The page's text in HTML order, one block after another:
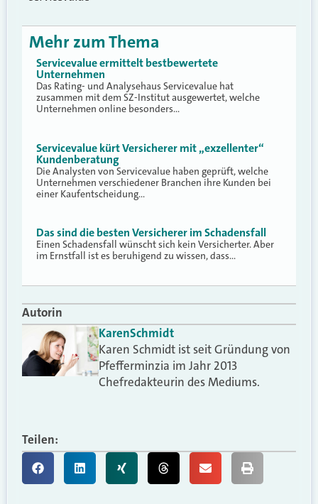
Mehr zum Thema
Servicevalue ermittelt bestbewertete
Unternehmen
Das Rating- und Analysehaus Servicevalue hat
zusammen mit dem SZ-Institut ausgewertet, welche
Unternehmen online besonders…
Servicevalue kürt Versicherer mit „exzellenter“
Kundenberatung
Die Analysten von Servicevalue haben geprüft, welche
Unternehmen verschiedener Branchen ihre Kunden bei
einer Kaufentscheidung…
Das sind die besten Versicherer im Schadensfall
Einen Schadensfall wünscht sich kein Versicherter. Aber
im Ernstfall ist es beruhigend zu wissen, dass…
Autorin
KarenSchmidt
Karen Schmidt ist seit Gründung von
Pfefferminzia im Jahr 2013
Chefredakteurin des Mediums.
Teilen: